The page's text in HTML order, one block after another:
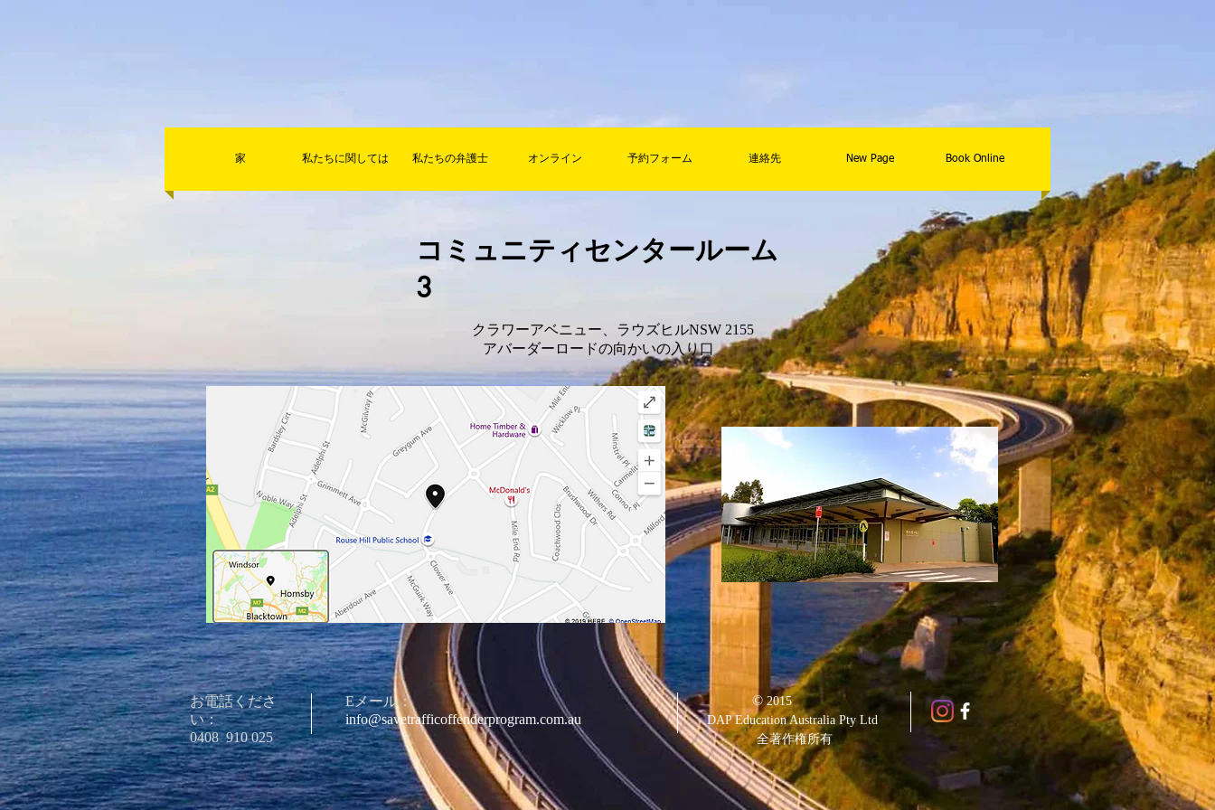
家 私たちに関しては 私たちの弁護士 オンライン 予約フォーム 連絡先 New Page Book Online
コミュニティセンタールーム
3
クラワーアベニュー、ラウズヒルNSW 2155
アバーダーロードの向かいの入り口
お電話くださ
い：
0408 910 025
Eメール：
info@savetrafficoffenderprogram.com.au
©2015
DAP Education Australia Pty Ltd
全著作権所有